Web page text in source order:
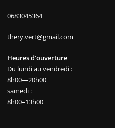
0683045364
thery.vert@gmail.com
Heures d’ouverture
Du lundi au vendredi :
8h00—20h00
samedi :
8h00–13h00